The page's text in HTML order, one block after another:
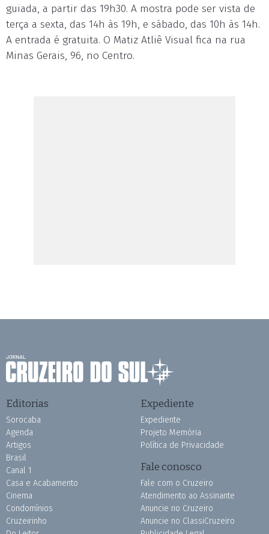
guiada, a partir das 19h30. A mostra pode ser vista de
terça a sexta, das 14h às 19h, e sábado, das 10h às 14h.
A entrada é gratuita. O Matiz Atliê Visual fica na rua
Minas Gerais, 96, no Centro.
Editorias
Sorocaba
Agenda
Artigos
Brasil
Canal 1
Casa e Acabamento
Cinema
Condomínios
Cruzeirinho
Expediente
Expediente
Projeto Memória
Política de Privacidade
Fale conosco
Fale com o Cruzeiro
Atendimento ao Assinante
Anuncie no Cruzeiro
Anuncie no ClassiCruzeiro